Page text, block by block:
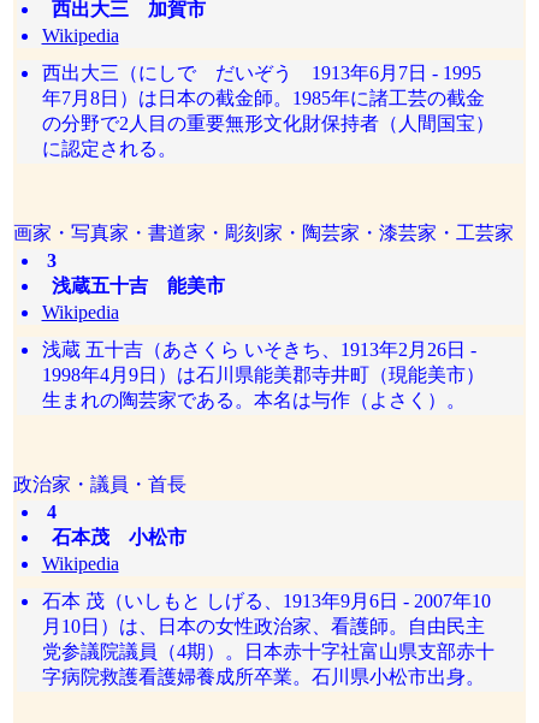
西出大三 加賀市
Wikipedia
西出大三（にしで だいぞう 1913年6月7日 - 1995
年7月8日）は日本の截金師。1985年に諸工芸の截金
の分野で2人目の重要無形文化財保持者（人間国宝）
に認定される。
画家・写真家・書道家・彫刻家・陶芸家・漆芸家・工芸家
3
浅蔵五十吉 能美市
Wikipedia
浅蔵 五十吉（あさくら いそきち、1913年2月26日 -
1998年4月9日）は石川県能美郡寺井町（現能美市）
生まれの陶芸家である。本名は与作（よさく）。
政治家・議員・首長
4
石本茂 小松市
Wikipedia
石本 茂（いしもと しげる、1913年9月6日 - 2007年10
月10日）は、日本の女性政治家、看護師。自由民主
党参議院議員（4期）。日本赤十字社富山県支部赤十
字病院救護看護婦養成所卒業。石川県小松市出身。